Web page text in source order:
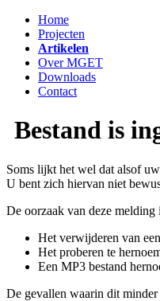
Home
Projecten
Artikelen
Over MGET
Downloads
Contact
Bestand is
Soms lijkt het wel dat alsof
U bent zich hiervan niet
De oorzaak van deze
Het verwijderen van
Het proberen te
Een MP3 bestand
De gevallen waarin dit